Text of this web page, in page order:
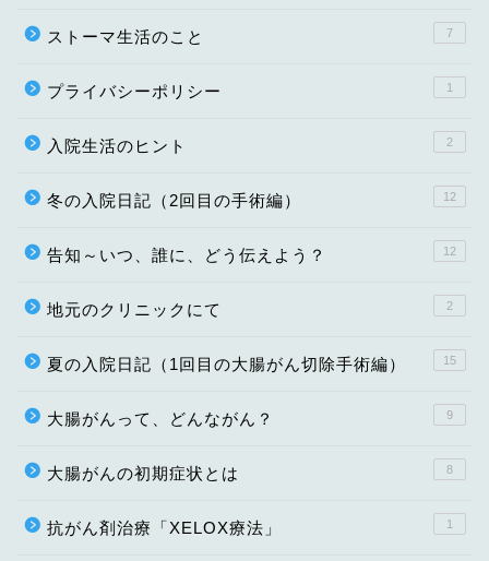
ストーマ生活のこと 7
プライバシーポリシー 1
入院生活のヒント 2
冬の入院日記（2回目の手術編） 12
告知～いつ、誰に、どう伝えよう？ 12
地元のクリニックにて 2
夏の入院日記（1回目の大腸がん切除手術編） 15
大腸がんって、どんながん？ 9
大腸がんの初期症状とは 8
抗がん剤治療「XELOX療法」 1